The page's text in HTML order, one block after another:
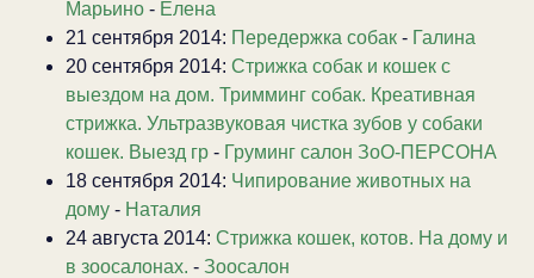
Марьино - Елена
21 сентября 2014: Передержка собак - Галина
20 сентября 2014: Стрижка собак и кошек с
выездом на дом. Тримминг собак. Креативная
стрижка. Ультразвуковая чистка зубов у собаки
кошек. Выезд гр - Груминг салон ЗоО-ПЕРСОНА
18 сентября 2014: Чипирование животных на
дому - Наталия
24 августа 2014: Стрижка кошек, котов. На дому и
в зоосалонах. - Зоосалон